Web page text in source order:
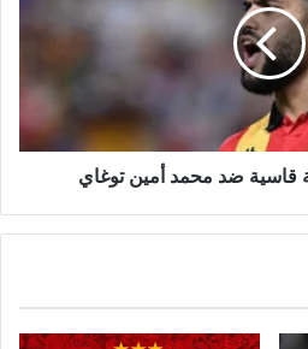
قاسية ضد محمد أمين توغاي